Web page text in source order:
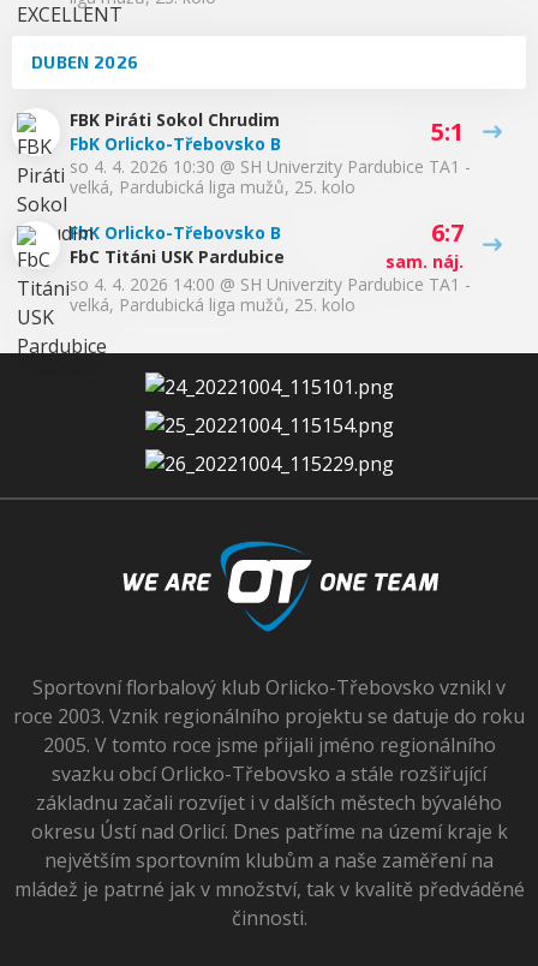
DUBEN 2026
FBK Piráti Sokol Chrudim
FbK Orlicko-Třebovsko B
5:1
so 4. 4. 2026 10:30 @ SH Univerzity Pardubice TA1 -
velká, Pardubická liga mužů, 25. kolo
FbK Orlicko-Třebovsko B
FbC Titáni USK Pardubice
6:7
sam. náj.
so 4. 4. 2026 14:00 @ SH Univerzity Pardubice TA1 -
velká, Pardubická liga mužů, 25. kolo
Sportovní florbalový klub Orlicko-Třebovsko vznikl v
roce 2003. Vznik regionálního projektu se datuje do roku
2005. V tomto roce jsme přijali jméno regionálního
svazku obcí Orlicko-Třebovsko a stále rozšiřující
základnu začali rozvíjet i v dalších městech bývalého
okresu Ústí nad Orlicí. Dnes patříme na území kraje k
největším sportovním klubům a naše zaměření na
mládež je patrné jak v množství, tak v kvalitě předváděné
činnosti.